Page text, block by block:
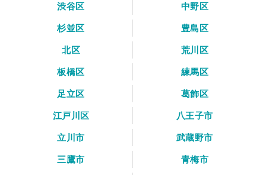
渋谷区
中野区
杉並区
豊島区
北区
荒川区
板橋区
練馬区
足立区
葛飾区
江戸川区
八王子市
立川市
武蔵野市
三鷹市
青梅市